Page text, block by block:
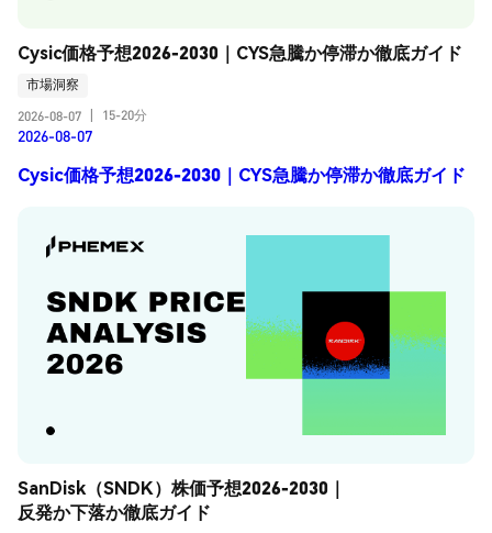
Cysic価格予想2026-2030｜CYS急騰か停滞か徹底ガイド
市場洞察
2026-08-07
15-20分
2026-08-07
Cysic価格予想2026-2030｜CYS急騰か停滞か徹底ガイド
SanDisk（SNDK）株価予想2026-2030｜
反発か下落か徹底ガイド